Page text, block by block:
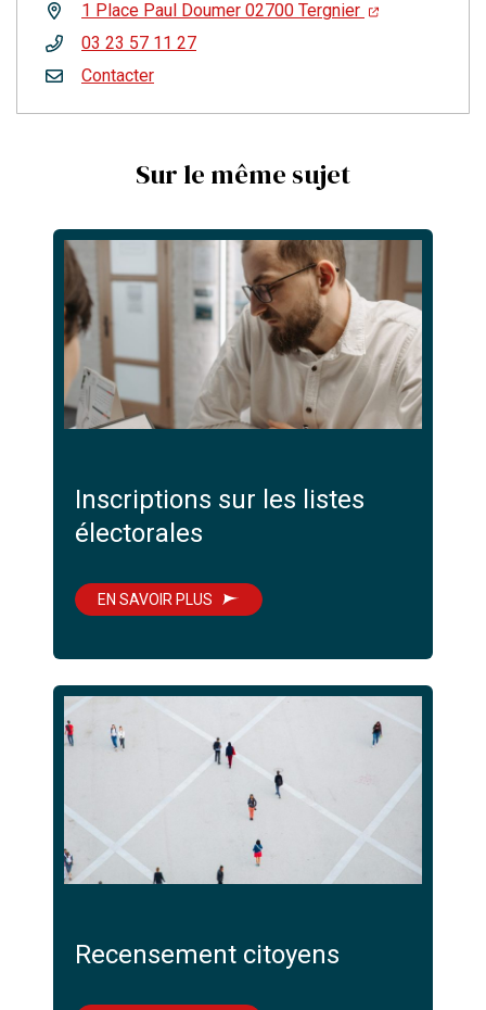
1 Place Paul Doumer 02700 Tergnier
03 23 57 11 27
Contacter
Sur le même sujet
Inscriptions sur les listes
électorales
EN SAVOIR PLUS
Recensement citoyens